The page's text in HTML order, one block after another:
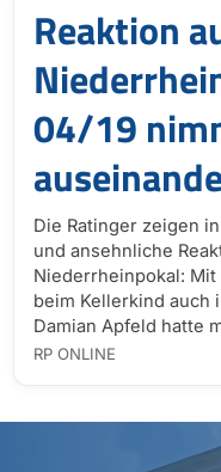
Reaktion
04/19
Die Ratinger zeigen
und ansehnliche
Niederrheinpokal:
beim Kellerkind auch
Damian Apfeld hatte
RP ONLINE